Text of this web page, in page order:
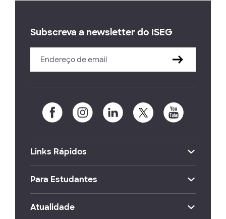
Subscreva a newsletter do ISEG
Links Rápidos
Para Estudantes
Atualidade